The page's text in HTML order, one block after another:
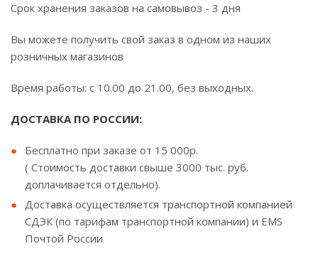
Срок хранения заказов на самовывоз - 3 дня
Вы можете получить свой заказ в одном из наших
розничных магазинов
Время работы: с 10.00 до 21.00, без выходных.
ДОСТАВКА ПО РОССИИ:
Бесплатно при заказе от 15 000р.
( Стоимость доставки свыше 3000 тыс. руб.
доплачивается отдельно).
Доставка осуществляется транспортной компанией
СДЭК (по тарифам транспортной компании) и EMS
Почтой России